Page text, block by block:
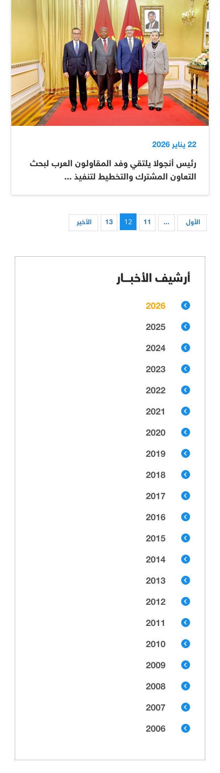
22 يناير 2026
رئيس أنجولا يلتقي وفد المقاولون العرب لبحث
التعاون المشترك والتخطيط لتنفيذ ...
الأول ...
11
12
13 الأخير
أرشيف الأخبـــار
2026
2025
2024
2023
2022
2021
2020
2019
2018
2017
2016
2015
2014
2013
2012
2011
2010
2009
2008
2007
2006